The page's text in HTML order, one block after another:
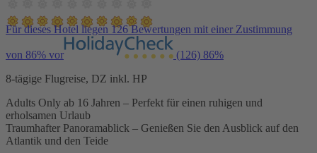
Für dieses Hotel liegen 126 Bewertungen mit einer Zustimmung
von 86% vor (126) 86%
8-tägige Flugreise, DZ inkl. HP
Adults Only ab 16 Jahren – Perfekt für einen ruhigen und
erholsamen Urlaub
Traumhafter Panoramablick – Genießen Sie den Ausblick auf den
Atlantik und den Teide